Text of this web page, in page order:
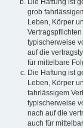
grob
Leben, Körper
typischerweise
auf die
für mittelbare
Die Haftung ist
Leben, Körper
fahrlässigem
typischerweise
nach auf die
auch für